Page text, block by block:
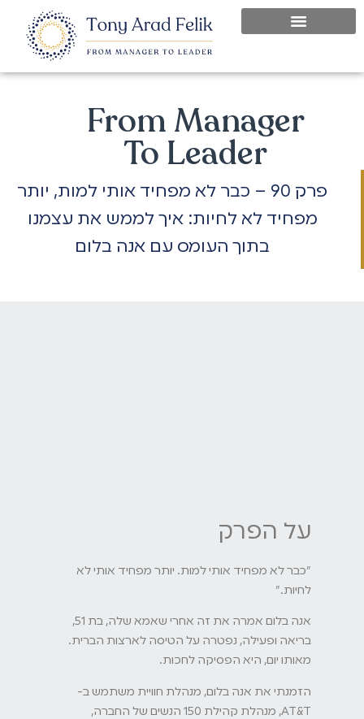
From Manager
To Leader
פרק 90 – כבר לא מפחיד אותי למות, יותר
מפחיד לא לחיות: איך לממש את עצמנו
בתוך העומס עם אנה בלום
על הפרק
"כבר לא מפחיד אותי למות. יותר מפחיד אותי לא
לחיות."
אנה בלום אמרה את זה אחרי שאמא שלה, בת 51,
בריאה ופעילה, נפטרה על הטיסה לארצות הברית.
מאותו יום, היא הפסיקה לחכות.
הזמנתי את אנה בלום, מנהלת חוויית משתמש ב-
AT&T, מנהלת קהילת 150 הנשים של החברה,